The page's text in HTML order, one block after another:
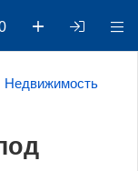
Недвижимость